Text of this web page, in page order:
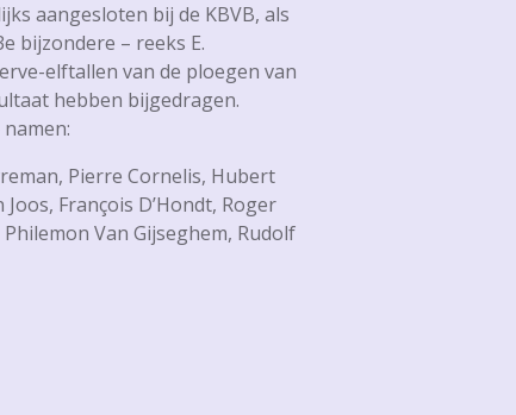
aangesloten bij de KBVB, als
bijzondere – reeks E.
elftallen van de ploegen van
hebben bijgedragen.
Pierre Cornelis, Hubert
François D’Hondt, Roger
Van Gijseghem, Rudolf